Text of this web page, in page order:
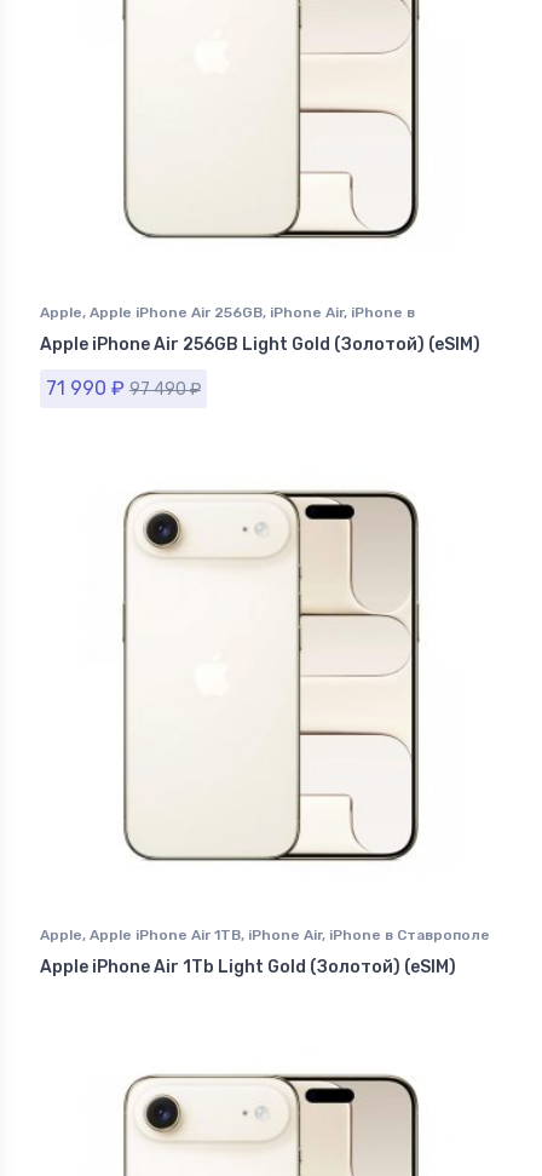
Apple, Apple iPhone Air 256GB, iPhone Air, iPhone в
Ставрополе
Apple iPhone Air 256GB Light Gold (Золотой) (eSIM)
71 990 ₽ 97 490₽
Apple, Apple iPhone Air 1TB, iPhone Air, iPhone в Ставрополе
Apple iPhone Air 1Tb Light Gold (Золотой) (eSIM)